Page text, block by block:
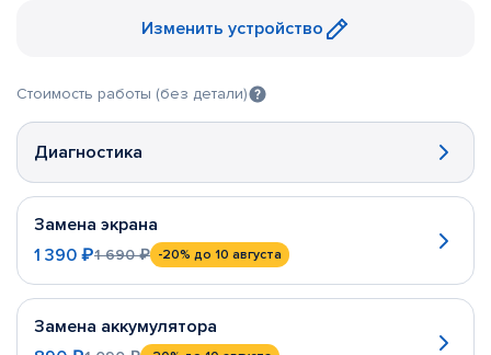
Изменить устройство
Стоимость работы (без детали)
Диагностика
Замена экрана
1 390 ₽1 690 ₽ -20% до 10 августа
Замена аккумулятора